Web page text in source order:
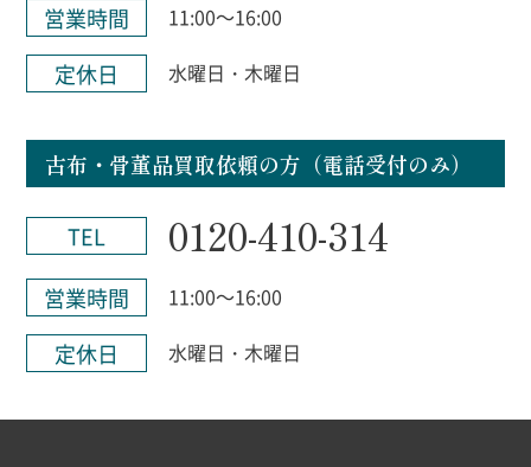
営業時間 11:00～16:00
定休日 水曜日・木曜日
古布・骨董品買取依頼の方（電話受付のみ）
TEL 0120-410-314
営業時間 11:00～16:00
定休日 水曜日・木曜日